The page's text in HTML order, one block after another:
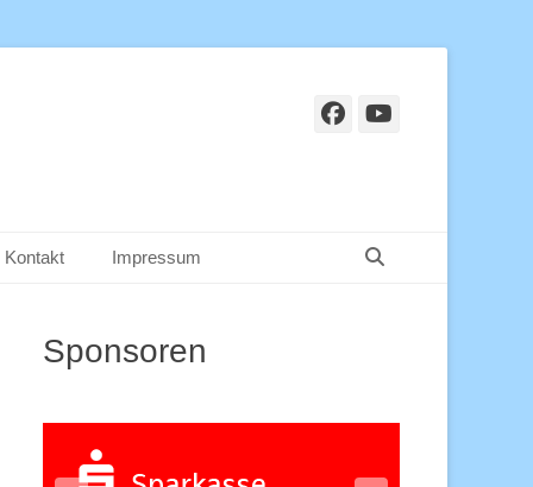
Facebook
Kontakt Impressum
Sponsoren